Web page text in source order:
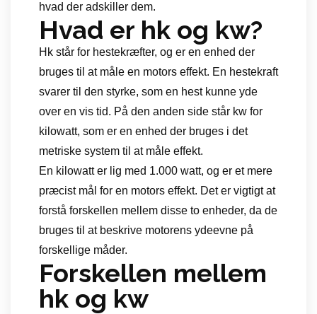
hvad der adskiller dem.
Hvad er hk og kw?
Hk står for hestekræfter, og er en enhed der
bruges til at måle en motors effekt. En hestekraft
svarer til den styrke, som en hest kunne yde
over en vis tid. På den anden side står kw for
kilowatt, som er en enhed der bruges i det
metriske system til at måle effekt.
En kilowatt er lig med 1.000 watt, og er et mere
præcist mål for en motors effekt. Det er vigtigt at
forstå forskellen mellem disse to enheder, da de
bruges til at beskrive motorens ydeevne på
forskellige måder.
Forskellen mellem
hk og kw